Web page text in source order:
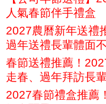
人氣春節伴手禮盒
2027農曆新年送禮
過年送禮長輩體面
春節送禮推薦！
走春、過年拜訪長
2027春節禮盒推薦